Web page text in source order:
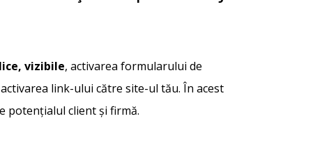
vizibile, activarea formularului de
link-ului către site-ul tău. În acest
potențialul client și firmă.